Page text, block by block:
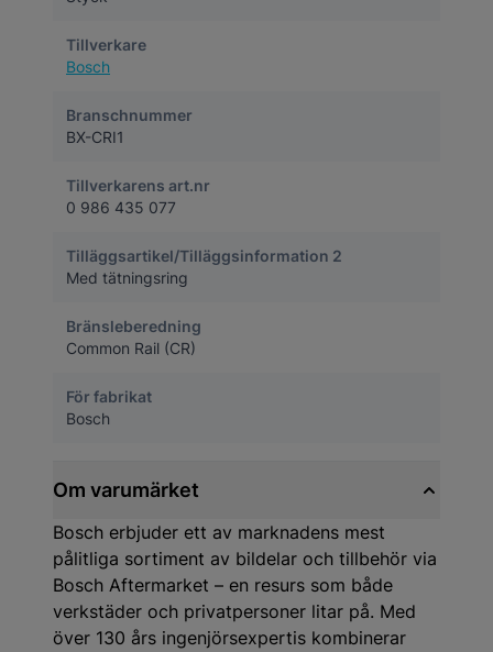
Tillverkare
Bosch
Branschnummer
BX-CRI1
Tillverkarens art.nr
0 986 435 077
Tilläggsartikel/Tilläggsinformation 2
Med tätningsring
Bränsleberedning
Common Rail (CR)
För fabrikat
Bosch
Om varumärket
Bosch erbjuder ett av marknadens mest
pålitliga sortiment av bildelar och tillbehör via
Bosch Aftermarket – en resurs som både
verkstäder och privatpersoner litar på. Med
över 130 års ingenjörsexpertis kombinerar